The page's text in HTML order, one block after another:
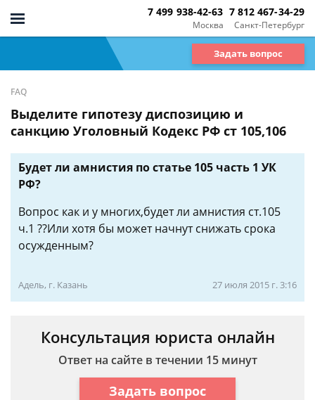
Москва
7 499 938-42-63
Санкт-Петербург
7 812 467-34-29
Задать вопрос
FAQ
Выделите гипотезу диспозицию и
санкцию Уголовный Кодекс РФ ст 105,106
Будет ли амнистия по статье 105 часть 1 УК
РФ?
Вопрос как и у многих,будет ли амнистия ст.105
ч.1 ??Или хотя бы может начнут снижать срока
осужденным?
Адель, г. Казань 27 июля 2015 г. 3:16
Консультация юриста онлайн
Ответ на сайте в течении 15 минут
Задать вопрос